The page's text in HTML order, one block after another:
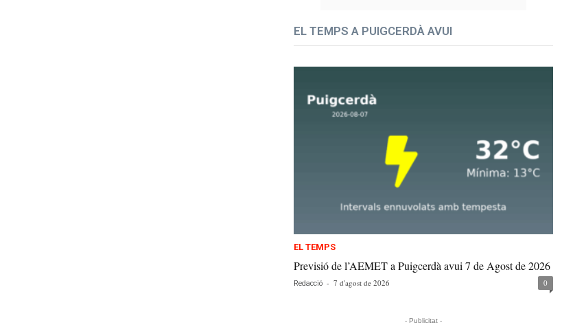
EL TEMPS A PUIGCERDÀ AVUI
EL TEMPS
Previsió de l’AEMET a Puigcerdà avui 7 de Agost de 2026
Redacció - 7 d'agost de 2026 0
- Publicitat -